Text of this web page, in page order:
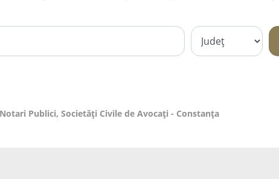
Publici, Societăți Civile de Avocați - Constanţa